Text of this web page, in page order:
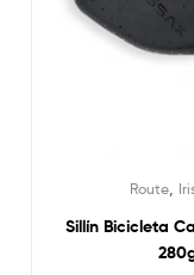
Route
Sillín Bicicleta